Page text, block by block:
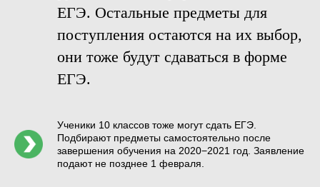
ЕГЭ. Остальные предметы для
поступления остаются на их выбор,
они тоже будут сдаваться в форме
ЕГЭ.
Ученики 10 классов тоже могут сдать ЕГЭ.
Подбирают предметы самостоятельно после
завершения обучения на 2020−2021 год. Заявление
подают не позднее 1 февраля.